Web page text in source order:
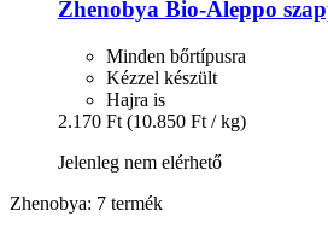
Zhenobya Bio-​Aleppo
Minden bőrtípusra
Kézzel készült
Hajra is
2.170 Ft (10.850 Ft / kg)
Jelenleg nem elérhető
Zhenobya: 7 termék